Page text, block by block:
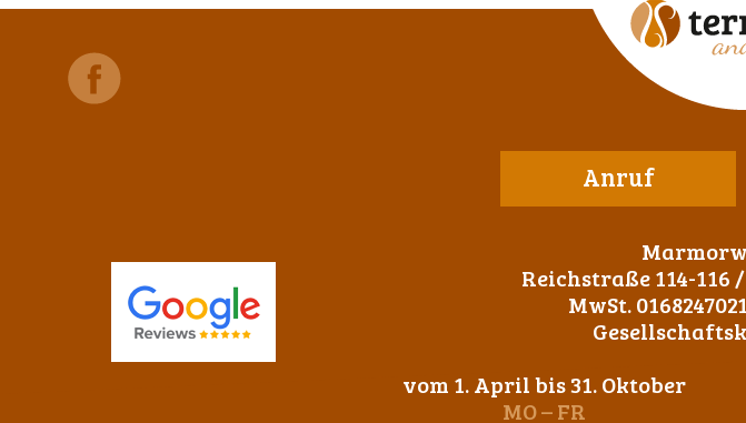
Anruf
Reichstraße 114-116
MwSt.
vom 1. April bis 31. Oktober
MO – FR